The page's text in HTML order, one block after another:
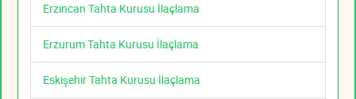
Erzincan Tahta Kurusu İlaçlama
Erzurum Tahta Kurusu İlaçlama
Eskişehir Tahta Kurusu İlaçlama